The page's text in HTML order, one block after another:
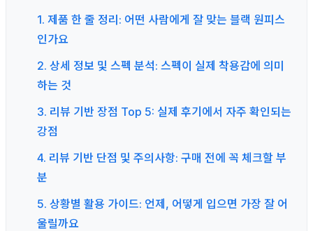
1. 제품 한 줄 정리: 어떤 사람에게 잘 맞는 블랙 원피스
인가요
2. 상세 정보 및 스펙 분석: 스펙이 실제 착용감에 의미
하는 것
3. 리뷰 기반 장점 Top 5: 실제 후기에서 자주 확인되는
강점
4. 리뷰 기반 단점 및 주의사항: 구매 전에 꼭 체크할 부
분
5. 상황별 활용 가이드: 언제, 어떻게 입으면 가장 잘 어
울릴까요